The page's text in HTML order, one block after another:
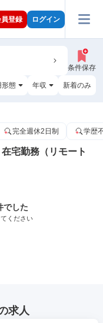
登録 ログイン
条件保存
形態 年収 新着のみ
完全週休2日制 学歴
宅勤務（リモート
でした
ください
求人